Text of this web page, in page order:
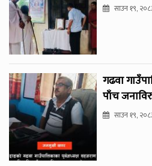
साउन १९,
गढवा
पाँच
साउन १९,